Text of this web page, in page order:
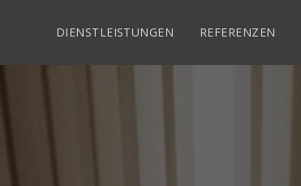
DIENSTLEISTUNGEN REFERENZEN